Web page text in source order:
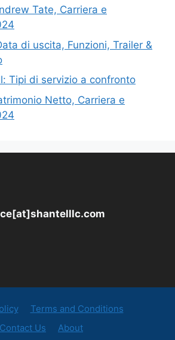
Tate, Carriera e
di uscita, Funzioni, Trailer &
Tipi di servizio a confronto
Netto, Carriera e
Terms and Conditions
Contact Us
About